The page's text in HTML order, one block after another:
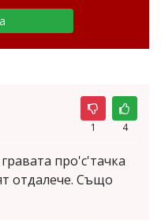
1 4
про'с'тачка
отдалече. Също